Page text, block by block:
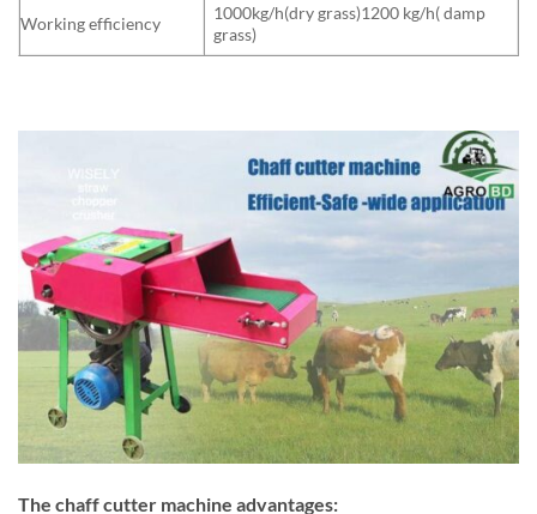
Working efficiency
1000kg/h(dry grass)1200 kg/h( damp
grass)
The chaff cutter machine advantages: